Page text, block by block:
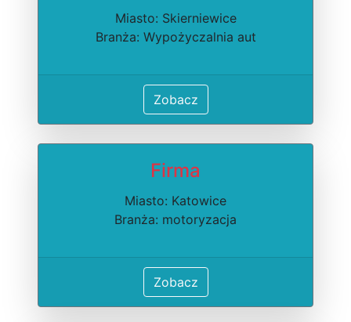
Miasto: Skierniewice
Branża: Wypożyczalnia aut
Zobacz
Firma
Miasto: Katowice
Branża: motoryzacja
Zobacz